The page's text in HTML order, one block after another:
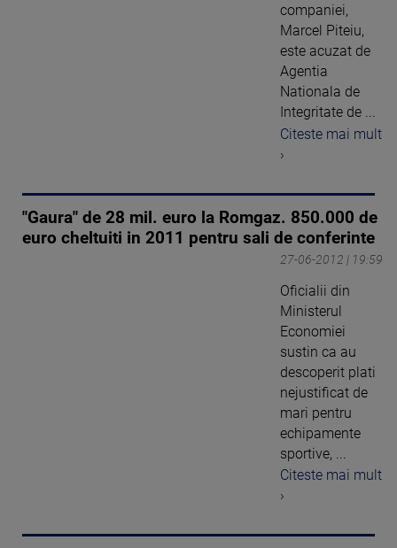
companiei,
Marcel Piteiu,
este acuzat de
Agentia
Nationala de
Integritate de ...
Citeste mai mult
›
"Gaura" de 28 mil. euro la Romgaz. 850.000 de
euro cheltuiti in 2011 pentru sali de conferinte
27-06-2012 | 19:59
Oficialii din
Ministerul
Economiei
sustin ca au
descoperit plati
nejustificat de
mari pentru
echipamente
sportive, ...
Citeste mai mult
›